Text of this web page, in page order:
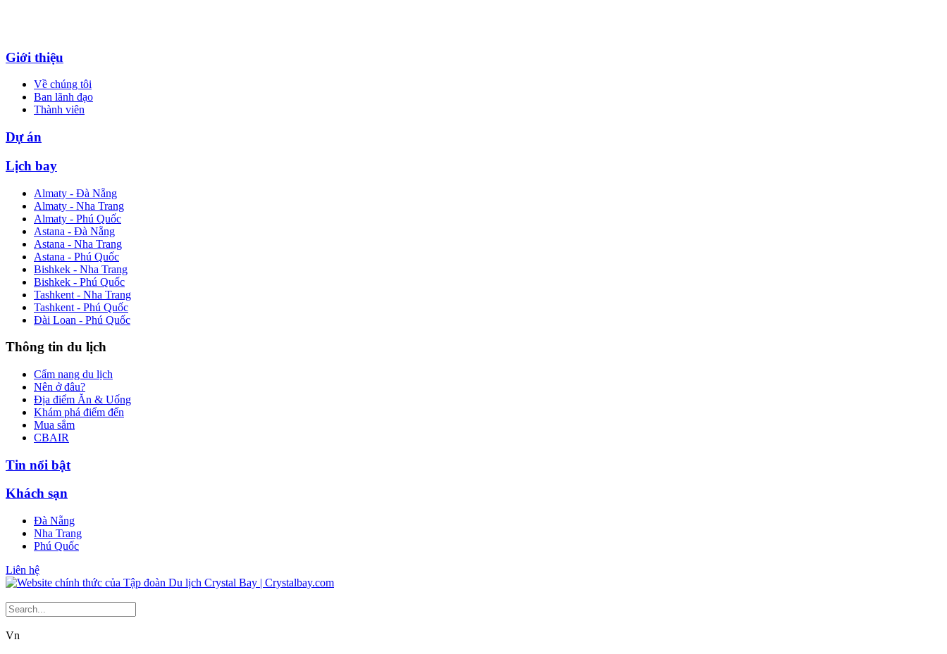
Giới thiệu
Về chúng tôi
Ban lãnh đạo
Thành viên
Dự án
Lịch bay
Almaty - Đà Nẵng
Almaty - Nha Trang
Almaty - Phú Quốc
Astana - Đà Nẵng
Astana - Nha Trang
Astana - Phú Quốc
Bishkek - Nha Trang
Bishkek - Phú Quốc
Tashkent - Nha Trang
Tashkent - Phú Quốc
Đài Loan - Phú Quốc
Thông tin du lịch
Cẩm nang du lịch
Nên ở đâu?
Địa điểm Ăn & Uống
Khám phá điểm đến
Mua sắm
CBAIR
Tin nổi bật
Khách sạn
Đà Nẵng
Nha Trang
Phú Quốc
Liên hệ
Vn